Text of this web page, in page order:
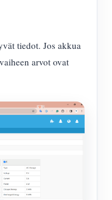
tiedot. Jos akkua
arvot ovat